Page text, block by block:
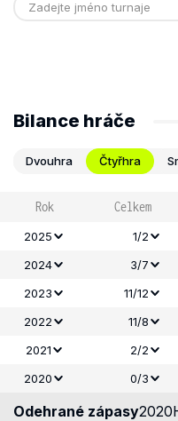
Bilance hráče
Dvouhra Čtyřhra
Rok Celkem
2025 1/2
2024
3/7
2023
11/12
2022
11/8
2021
2/2
2020
0/3
Odehrané zápasy2020